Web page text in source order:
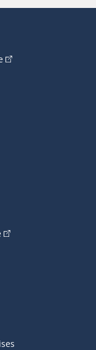
(Cet hyperlien
(Cet hyperlien
externe s'ouvrira
externe
s'ouvrira dans une